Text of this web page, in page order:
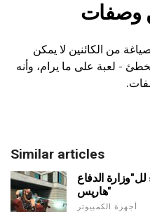
وصفات
من الكائنين لا يمكن
- لعبة على ما يرام، وأنه
Similar articles
لل"وزارة الدفاع
هاريس"
أجهزة الكمبيوتر